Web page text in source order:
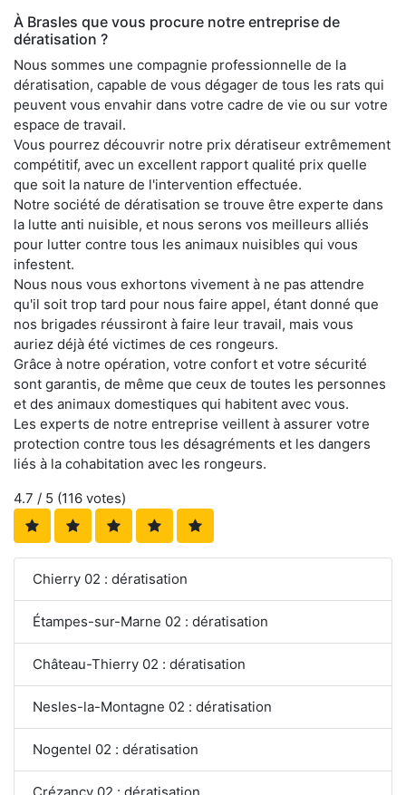
À Brasles que vous procure notre entreprise de
dératisation ?
Nous sommes une compagnie professionnelle de la
dératisation, capable de vous dégager de tous les rats qui
peuvent vous envahir dans votre cadre de vie ou sur votre
espace de travail.
Vous pourrez découvrir notre prix dératiseur extrêmement
compétitif, avec un excellent rapport qualité prix quelle
que soit la nature de l'intervention effectuée.
Notre société de dératisation se trouve être experte dans
la lutte anti nuisible, et nous serons vos meilleurs alliés
pour lutter contre tous les animaux nuisibles qui vous
infestent.
Nous nous vous exhortons vivement à ne pas attendre
qu'il soit trop tard pour nous faire appel, étant donné que
nos brigades réussiront à faire leur travail, mais vous
auriez déjà été victimes de ces rongeurs.
Grâce à notre opération, votre confort et votre sécurité
sont garantis, de même que ceux de toutes les personnes
et des animaux domestiques qui habitent avec vous.
Les experts de notre entreprise veillent à assurer votre
protection contre tous les désagréments et les dangers
liés à la cohabitation avec les rongeurs.
4.7 / 5 (116 votes)
Chierry 02 : dératisation
Étampes-sur-Marne 02 : dératisation
Château-Thierry 02 : dératisation
Nesles-la-Montagne 02 : dératisation
Nogentel 02 : dératisation